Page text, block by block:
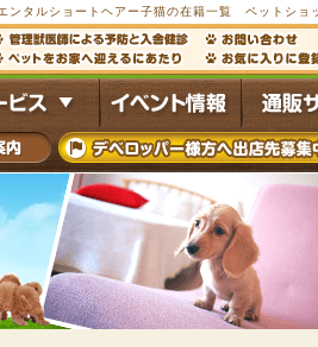
ンタルショートヘアー子猫の在籍一覧 ペットショ